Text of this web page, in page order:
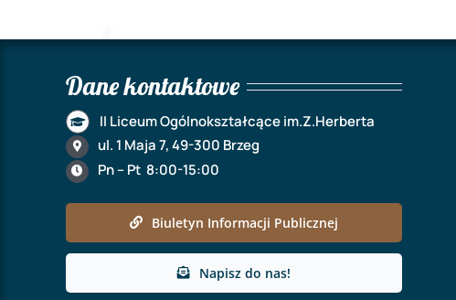
Dane kontaktowe
II Liceum Ogólnokształcące im.Z.Herberta
ul. 1 Maja 7, 49-300 Brzeg
Pn – Pt 8:00-15:00
Biuletyn Informacji Publicznej
Napisz do nas!